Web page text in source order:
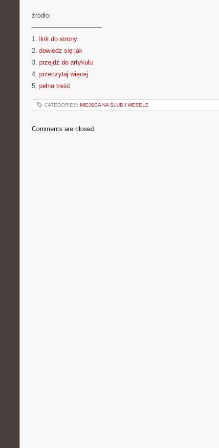
źródło:
———————————
1. link do strony
2. dowiedz się jak
3. przejdź do artykułu
4. przeczytaj więcej
5. pełna treść
CATEGORIES: MIEJSCA NA ŚLUB I WESELE
Comments are closed.